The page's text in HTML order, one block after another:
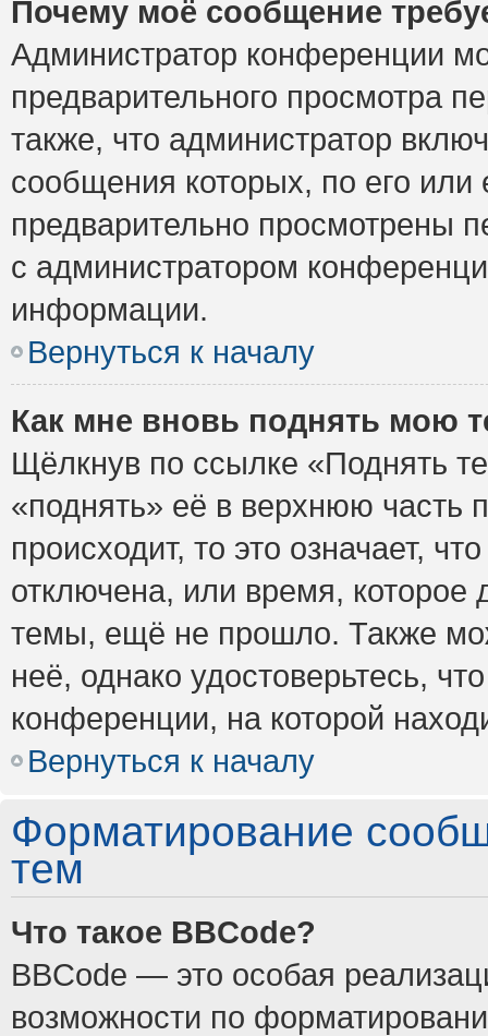
Почему моё сообщение
Администратор конференции
предварительного просмотра
также, что администратор
сообщения которых, по его
предварительно просмотрены
с администратором
информации.
Вернуться к началу
Как мне вновь поднять мою
Щёлкнув по ссылке «Поднять
«поднять» её в верхнюю часть
происходит, то это означает,
отключена, или время, которое
темы, ещё не прошло. Также
неё, однако удостоверьтесь,
конференции, на которой
Вернуться к началу
Форматирование
тем
Что такое BBCode?
BBCode — это особая
возможности по